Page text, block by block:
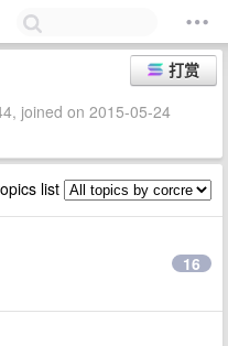
打赏
joined on 2015-05-24
list
16